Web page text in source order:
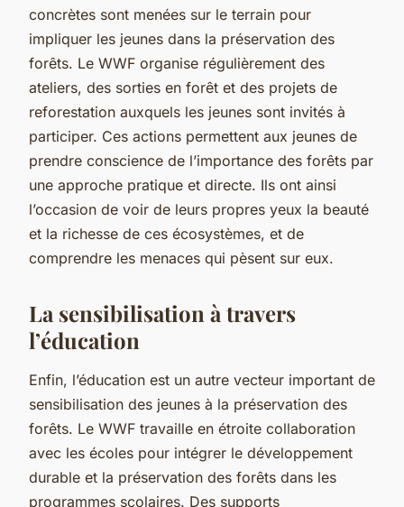
concrètes sont menées sur le terrain pour
impliquer les jeunes dans la préservation des
forêts. Le WWF organise régulièrement des
ateliers, des sorties en forêt et des projets de
reforestation auxquels les jeunes sont invités à
participer. Ces actions permettent aux jeunes de
prendre conscience de l’importance des forêts par
une approche pratique et directe. Ils ont ainsi
l’occasion de voir de leurs propres yeux la beauté
et la richesse de ces écosystèmes, et de
comprendre les menaces qui pèsent sur eux.
La sensibilisation à travers
l’éducation
Enfin, l’éducation est un autre vecteur important de
sensibilisation des jeunes à la préservation des
forêts. Le WWF travaille en étroite collaboration
avec les écoles pour intégrer le développement
durable et la préservation des forêts dans les
programmes scolaires. Des supports